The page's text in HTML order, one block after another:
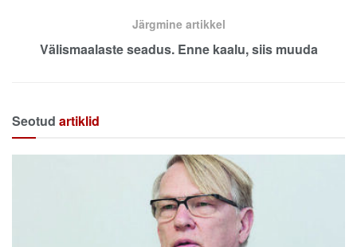
Järgmine artikkel
Välismaalaste seadus. Enne kaalu, siis muuda
Seotud artiklid